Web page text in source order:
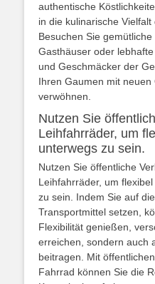
authentische
in die kulinarische Vielfalt
Besuchen Sie
Gasthäuser oder
und Geschmäcker der
Ihren Gaumen mit
verwöhnen.
Nutzen Sie
Leihfahrräder, um
unterwegs zu sein.
Nutzen Sie öffentliche
Leihfahrräder, um
zu sein. Indem Sie auf
Transportmittel setzen,
Flexibilität genießen,
erreichen, sondern auch
beitragen. Mit
Fahrrad können Sie die